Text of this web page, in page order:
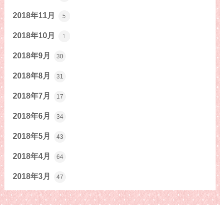
2018年11月 5
2018年10月 1
2018年9月 30
2018年8月 31
2018年7月 17
2018年6月 34
2018年5月 43
2018年4月 64
2018年3月 47